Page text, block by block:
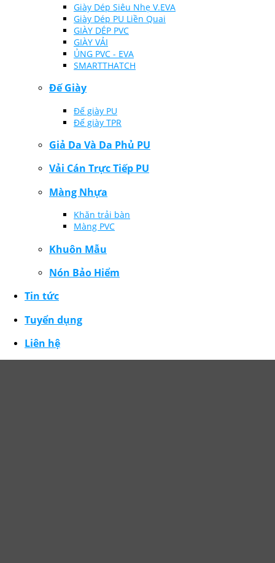
Giày Dép Siêu Nhẹ V.EVA
Giày Dép PU Liền Quai
GIÀY DÉP PVC
GIÀY VẢI
ỦNG PVC - EVA
SMARTTHATCH
Đế Giày
Đế giày PU
Đế giày TPR
Giả Da Và Da Phủ PU
Vải Cán Trực Tiếp PU
Màng Nhựa
Khăn trải bàn
Màng PVC
Khuôn Mẫu
Nón Bảo Hiểm
Tin tức
Tuyển dụng
Liên hệ